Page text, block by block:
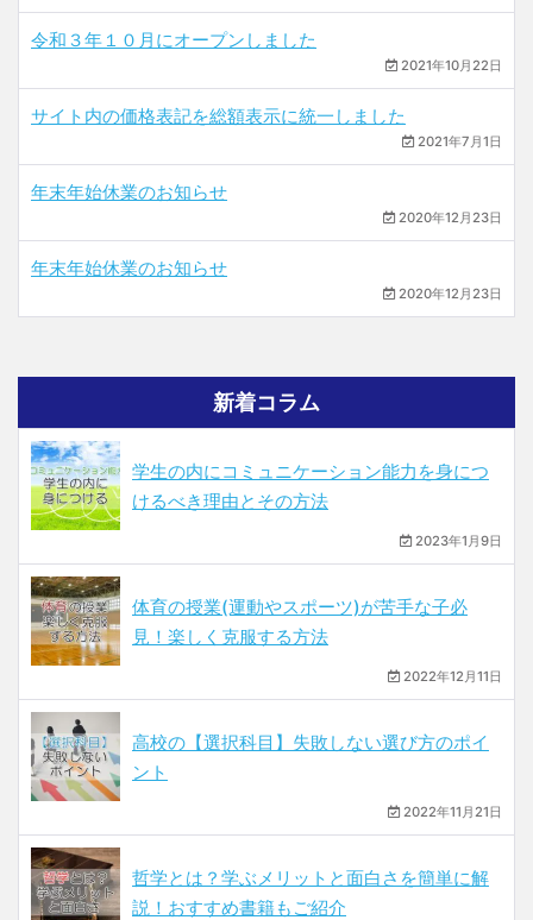
令和３年１０月にオープンしました
2021年10月22日
サイト内の価格表記を総額表示に統一しました
2021年7月1日
年末年始休業のお知らせ
2020年12月23日
年末年始休業のお知らせ
2020年12月23日
新着コラム
学生の内にコミュニケーション能力を身につ
けるべき理由とその方法
2023年1月9日
体育の授業(運動やスポーツ)が苦手な子必
見！楽しく克服する方法
2022年12月11日
高校の【選択科目】失敗しない選び方のポイ
ント
2022年11月21日
哲学とは？学ぶメリットと面白さを簡単に解
説！おすすめ書籍もご紹介